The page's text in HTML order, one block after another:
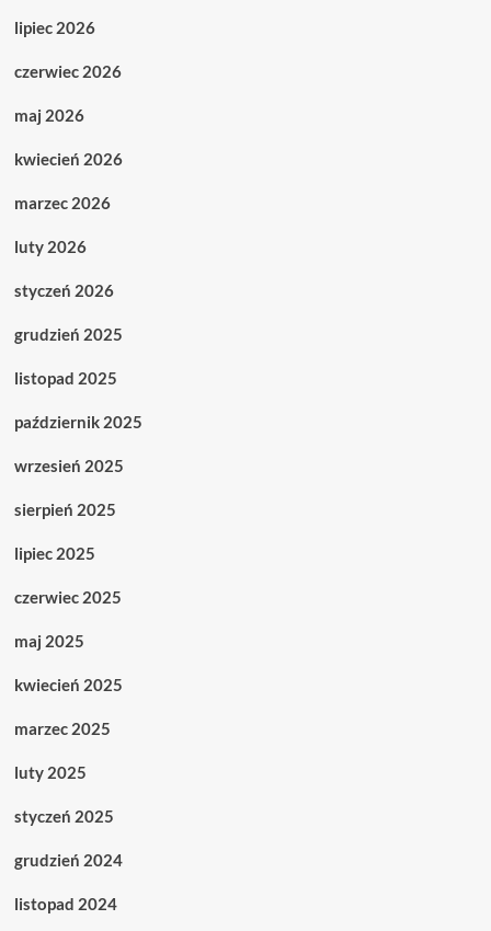
lipiec 2026
czerwiec 2026
maj 2026
kwiecień 2026
marzec 2026
luty 2026
styczeń 2026
grudzień 2025
listopad 2025
październik 2025
wrzesień 2025
sierpień 2025
lipiec 2025
czerwiec 2025
maj 2025
kwiecień 2025
marzec 2025
luty 2025
styczeń 2025
grudzień 2024
listopad 2024